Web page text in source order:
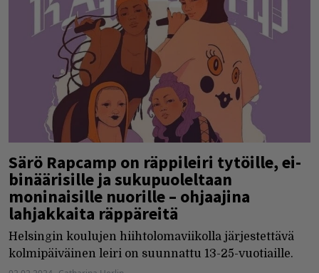
Särö Rapcamp on räppileiri tytöille, ei-
binäärisille ja sukupuoleltaan
moninaisille nuorille – ohjaajina
lahjakkaita räppäreitä
Helsingin koulujen hiihtolomaviikolla järjestettävä
kolmipäiväinen leiri on suunnattu 13-25-vuotiaille.